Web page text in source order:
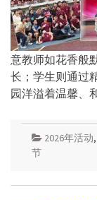
意教师如花香般
长；学生则通过
园洋溢着温馨、
2026年活动,
节